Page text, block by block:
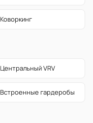
Коворкинг
Центральный VRV
Встроенные гардеробы